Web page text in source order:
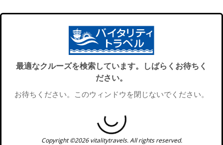
最適なクルーズを検索しています。しばらくお待ちく
ださい。
お待ちください。このウィンドウを閉じないでください。
Copyright ©2026 vitalitytravels. All rights reserved.